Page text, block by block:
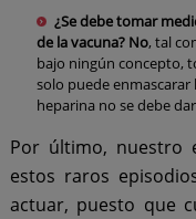
¿Se debe tomar
de la vacuna? No, tal
bajo ningún concepto,
solo puede enmascarar
heparina no se debe
Por último, nuestro
estos raros
actuar, puesto que